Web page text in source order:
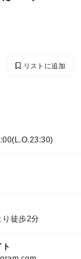
リストに追加
り徒歩2分